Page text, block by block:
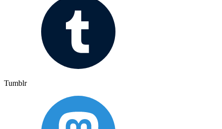
Tumblr